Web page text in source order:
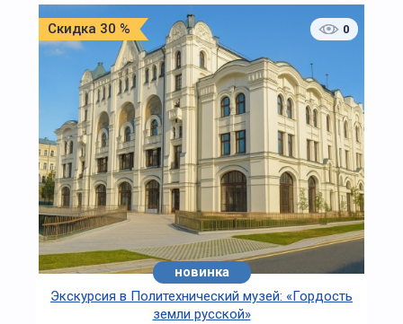
Скидка 30 % 0
новинка
Экскурсия в Политехнический музей: «Гордость
земли русской»